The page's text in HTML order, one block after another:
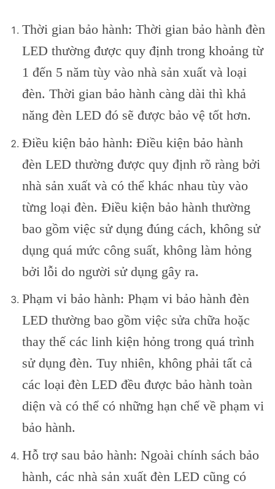
Thời gian bảo hành: Thời gian bảo hành đèn
LED thường được quy định trong khoảng từ
1 đến 5 năm tùy vào nhà sản xuất và loại
đèn. Thời gian bảo hành càng dài thì khả
năng đèn LED đó sẽ được bảo vệ tốt hơn.
Điều kiện bảo hành: Điều kiện bảo hành
đèn LED thường được quy định rõ ràng bởi
nhà sản xuất và có thể khác nhau tùy vào
từng loại đèn. Điều kiện bảo hành thường
bao gồm việc sử dụng đúng cách, không sử
dụng quá mức công suất, không làm hỏng
bởi lỗi do người sử dụng gây ra.
Phạm vi bảo hành: Phạm vi bảo hành đèn
LED thường bao gồm việc sửa chữa hoặc
thay thế các linh kiện hỏng trong quá trình
sử dụng đèn. Tuy nhiên, không phải tất cả
các loại đèn LED đều được bảo hành toàn
diện và có thể có những hạn chế về phạm vi
bảo hành.
Hỗ trợ sau bảo hành: Ngoài chính sách bảo
hành, các nhà sản xuất đèn LED cũng có